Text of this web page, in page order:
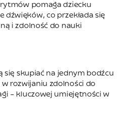
pomaga dziecku
dźwięków, co przekłada się
i zdolność do nauki
się skupiać na jednym bodźcu
rozwijaniu zdolności do
– kluczowej umiejętności w